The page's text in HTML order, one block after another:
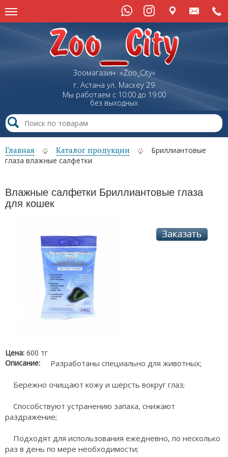
Зоомагазин «Zoo_City»
г. Астана ул. Маскеу29
Мы работаем с 10:00 до 19:00
без выходных
Главная Каталог продукции
Бриллиантовые
глаза влажные салфетки
Влажные салфетки Бриллиантовые глаза
для кошек
Цена: 600 тг
Описание:
Разработаны специально для животных;
Бережно очищают кожу и шерсть вокруг глаз;
Способствуют устранению запаха, снижают
раздражение;
Подходят для использования ежедневно, по несколько
раз в день по мере необходимости;